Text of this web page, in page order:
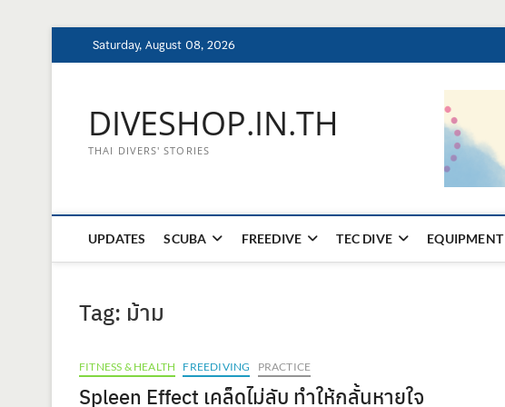
to
Saturday, August 08, 2026
DIVESHOP.IN.TH
THAI DIVERS' STORIES
UPDATES SCUBA FREEDIVE TEC DIVE EQUIPMENT
Tag: ม้าม
FITNESS & HEALTH FREEDIVING PRACTICE
Spleen Effect เคล็ดไม่ลับ ทำให้กลั้นหายใจ